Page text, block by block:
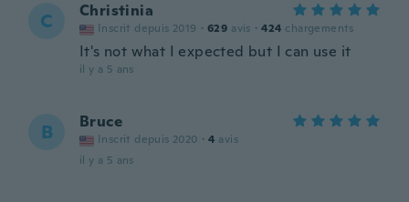
C Christinia
Inscrit depuis 2019 · 629 avis · 424 chargements
It's not what I expected but I can use it
il y a 5 ans
B Bruce
Inscrit depuis 2020 · 4 avis
il y a 5 ans